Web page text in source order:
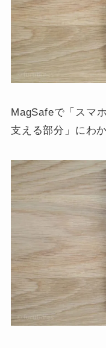
MagSafeで「スマ
支える部分」にわ